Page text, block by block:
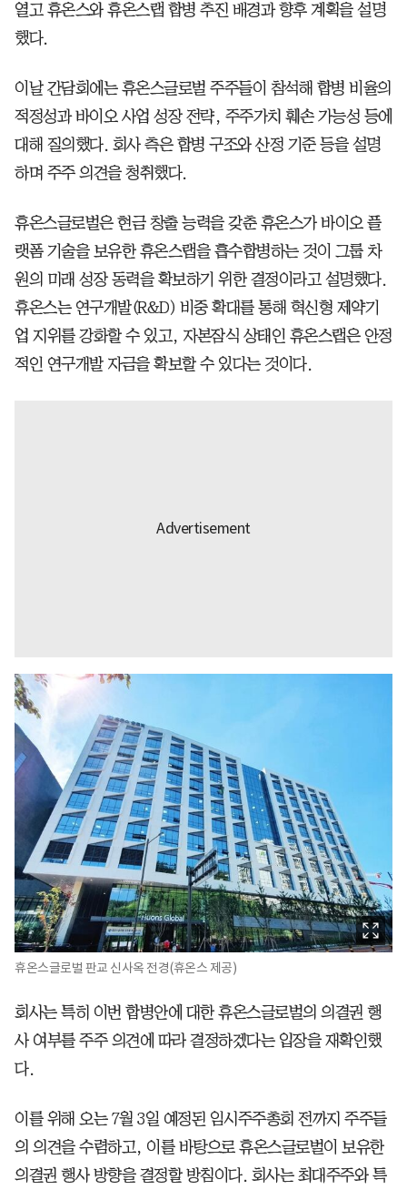
열고 휴온스와 휴온스랩 합병 추진 배경과 향후 계획을 설명
했다.
이날 간담회에는 휴온스글로벌 주주들이 참석해 합병 비율의
적정성과 바이오 사업 성장 전략, 주주가치 훼손 가능성 등에
대해 질의했다. 회사 측은 합병 구조와 산정 기준 등을 설명
하며 주주 의견을 청취했다.
휴온스글로벌은 현금 창출 능력을 갖춘 휴온스가 바이오 플
랫폼 기술을 보유한 휴온스랩을 흡수합병하는 것이 그룹 차
원의 미래 성장 동력을 확보하기 위한 결정이라고 설명했다.
휴온스는 연구개발(R&D) 비중 확대를 통해 혁신형 제약기
업 지위를 강화할 수 있고, 자본잠식 상태인 휴온스랩은 안정
적인 연구개발 자금을 확보할 수 있다는 것이다.
휴온스글로벌 판교 신사옥 전경(휴온스 제공)
회사는 특히 이번 합병안에 대한 휴온스글로벌의 의결권 행
사 여부를 주주 의견에 따라 결정하겠다는 입장을 재확인했
다.
이를 위해 오는 7월 3일 예정된 임시주주총회 전까지 주주들
의 의견을 수렴하고, 이를 바탕으로 휴온스글로벌이 보유한
의결권 행사 방향을 결정할 방침이다. 회사는 최대주주와 특